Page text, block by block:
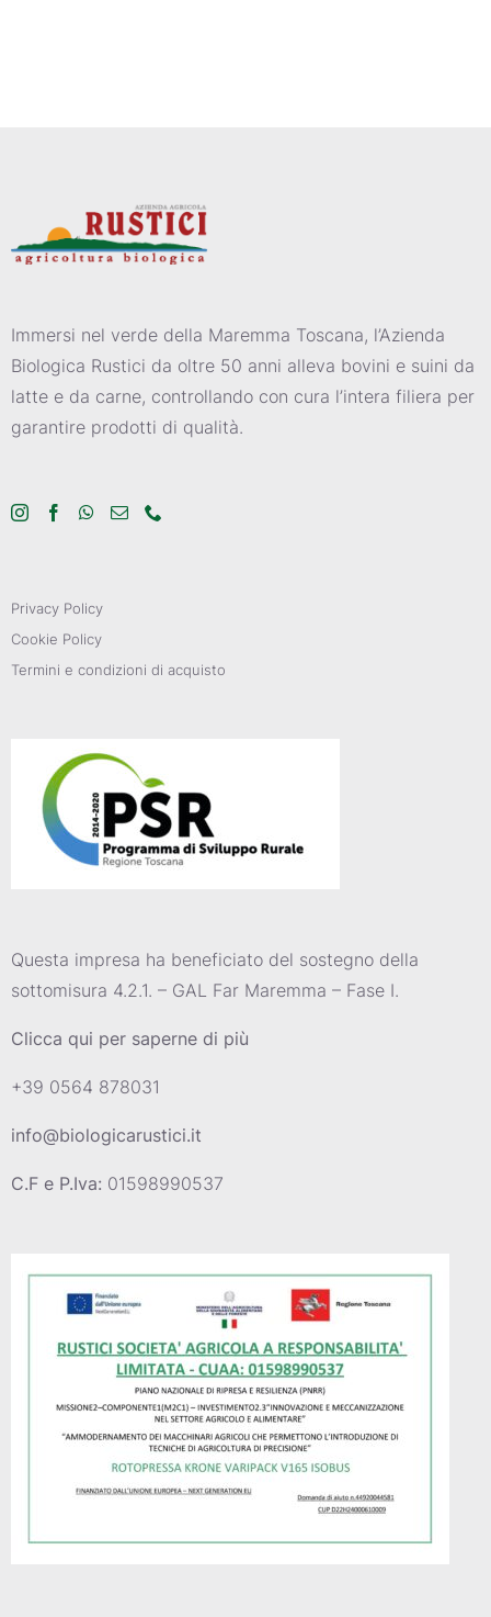
Immersi nel verde della Maremma Toscana, l’Azienda
Biologica Rustici da oltre 50 anni alleva bovini e suini da
latte e da carne, controllando con cura l’intera filiera per
garantire prodotti di qualità.
Privacy Policy
Cookie Policy
Termini e condizioni di acquisto
Questa impresa ha beneficiato del sostegno della
sottomisura 4.2.1. – GAL Far Maremma – Fase I.
Clicca qui per saperne di più
+39 0564 878031
info@biologicarustici.it
C.F e P.Iva: 01598990537